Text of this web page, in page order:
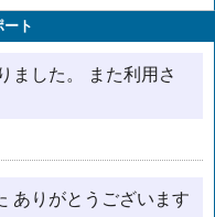
ト
ました。 また利用さ
ありがとうございます